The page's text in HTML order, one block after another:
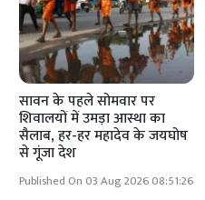
सावन के पहले सोमवार पर
शिवालयों में उमड़ा आस्था का
सैलाब, हर-हर महादेव के जयघोष
से गूंजा देश
Published On 03 Aug 2026 08:51:26